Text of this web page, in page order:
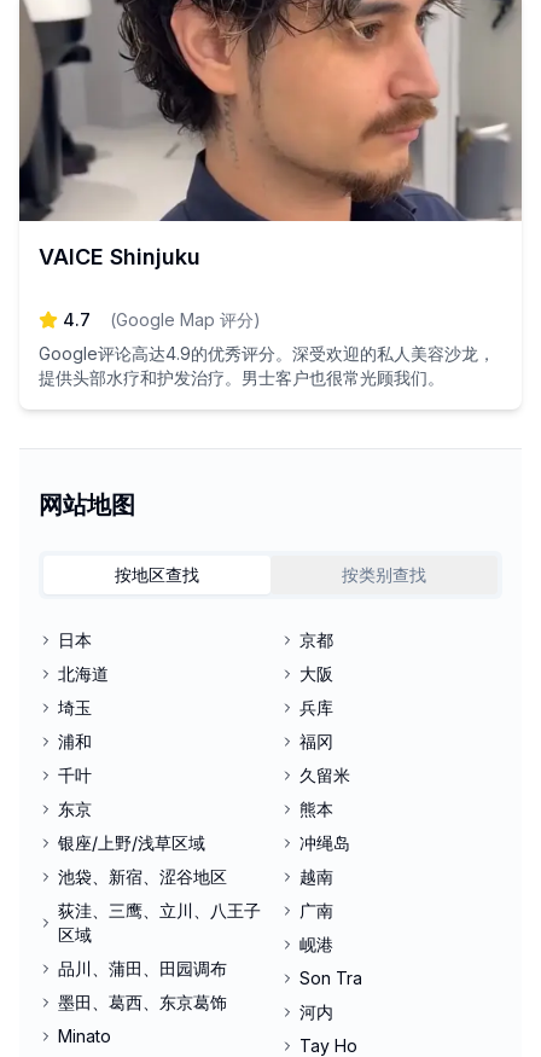
VAICE Shinjuku
4.7 (Google Map 评分)
Google评论高达4.9的优秀评分。深受欢迎的私人美容沙龙，
提供头部水疗和护发治疗。男士客户也很常光顾我们。
网站地图
按地区查找 按类别查找
日本
北海道
埼玉
浦和
千叶
东京
银座/上野/浅草区域
池袋、新宿、涩谷地区
荻洼、三鹰、立川、八王子
区域
品川、蒲田、田园调布
墨田、葛西、东京葛饰
Minato
京都
大阪
兵库
福冈
久留米
熊本
冲绳岛
越南
广南
岘港
Son Tra
河内
Tay Ho